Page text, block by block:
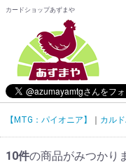
カードショップあずまや
【MTG：パイオニア】 カル
10件の商品がみつかり